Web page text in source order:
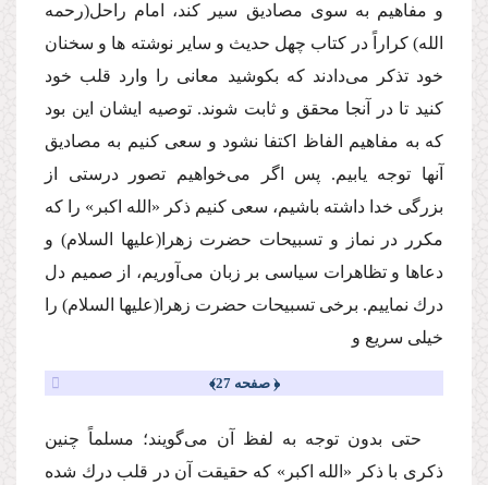
و مفاهیم به سوى مصادیق سیر كند، امام راحل(رحمه
الله)كراراً در كتاب چهل حدیث و سایر نوشته ها و سخنان
خود تذكر مى‌دادند كه بكوشید معانى را وارد قلب خود
كنید تا در آنجا محقق و ثابت شوند. توصیه ایشان این بود
كه به مفاهیم الفاظ اكتفا نشود و سعى كنیم به مصادیق
آنها توجه یابیم. پس اگر مى‌خواهیم تصور درستى از
بزرگى خدا داشته باشیم، سعى كنیم ذكر «الله اكبر» را كه
مكرر در نماز و تسبیحات حضرت زهرا(علیها السلام) و
دعاها و تظاهرات سیاسى بر زبان مى‌آوریم، از صمیم دل
درك نماییم. برخى تسبیحات حضرت زهرا (علیها السلام) را
خیلى سریع و
﴿ صفحه 27﴾
حتى بدون توجه به لفظ آن مى‌گویند؛ مسلماً چنین
ذكرى با ذكر «الله اكبر» كه حقیقت آن در قلب درك شده